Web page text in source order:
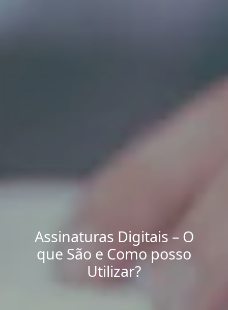
Assinaturas Digitais – O
que São e Como posso
Utilizar?